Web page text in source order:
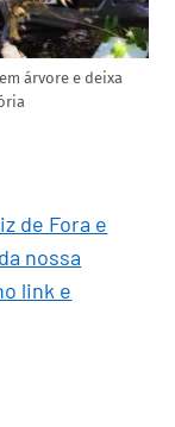
árvore e deixa
de Fora e
nossa
link e